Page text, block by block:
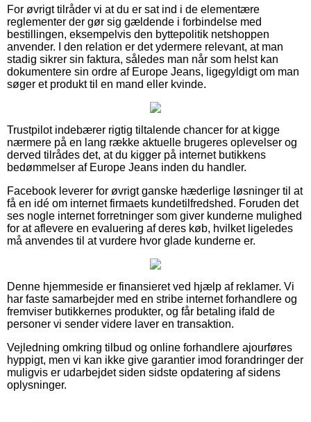
For øvrigt tilråder vi at du er sat ind i de elementære
reglementer der gør sig gældende i forbindelse med
bestillingen, eksempelvis den byttepolitik netshoppen
anvender. I den relation er det ydermere relevant, at man
stadig sikrer sin faktura, således man når som helst kan
dokumentere sin ordre af Europe Jeans, ligegyldigt om man
søger et produkt til en mand eller kvinde.
Trustpilot indebærer rigtig tiltalende chancer for at kigge
nærmere på en lang række aktuelle brugeres oplevelser og
derved tilrådes det, at du kigger på internet butikkens
bedømmelser af Europe Jeans inden du handler.
Facebook leverer for øvrigt ganske hæderlige løsninger til at
få en idé om internet firmaets kundetilfredshed. Foruden det
ses nogle internet forretninger som giver kunderne mulighed
for at aflevere en evaluering af deres køb, hvilket ligeledes
må anvendes til at vurdere hvor glade kunderne er.
Denne hjemmeside er finansieret ved hjælp af reklamer. Vi
har faste samarbejder med en stribe internet forhandlere og
fremviser butikkernes produkter, og får betaling ifald de
personer vi sender videre laver en transaktion.
Vejledning omkring tilbud og online forhandlere ajourføres
hyppigt, men vi kan ikke give garantier imod forandringer der
muligvis er udarbejdet siden sidste opdatering af sidens
oplysninger.